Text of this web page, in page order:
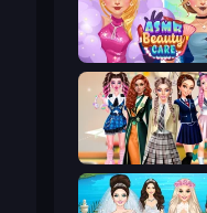
ASMR Beauty Care